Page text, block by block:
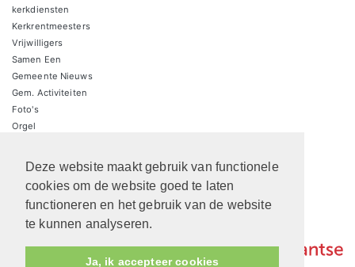
Deze website maakt gebruik van functionele
cookies om de website goed te laten
functioneren en het gebruik van de website
te kunnen analyseren.
Ja, ik accepteer cookies
kerkdiensten
Kerkrentmeesters
Vrijwilligers
Samen Een
Gemeente Nieuws
Gem. Activiteiten
Foto's
Orgel
ANBI